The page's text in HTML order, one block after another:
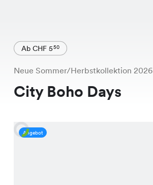
Ab CHF 550
Neue Sommer/Herbstkollektion 2026
City Boho Days
Angebot